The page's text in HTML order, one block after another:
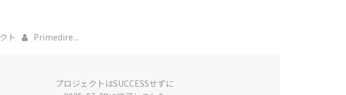
ト Primedire...
プロジェクトはSUCCESSせずに